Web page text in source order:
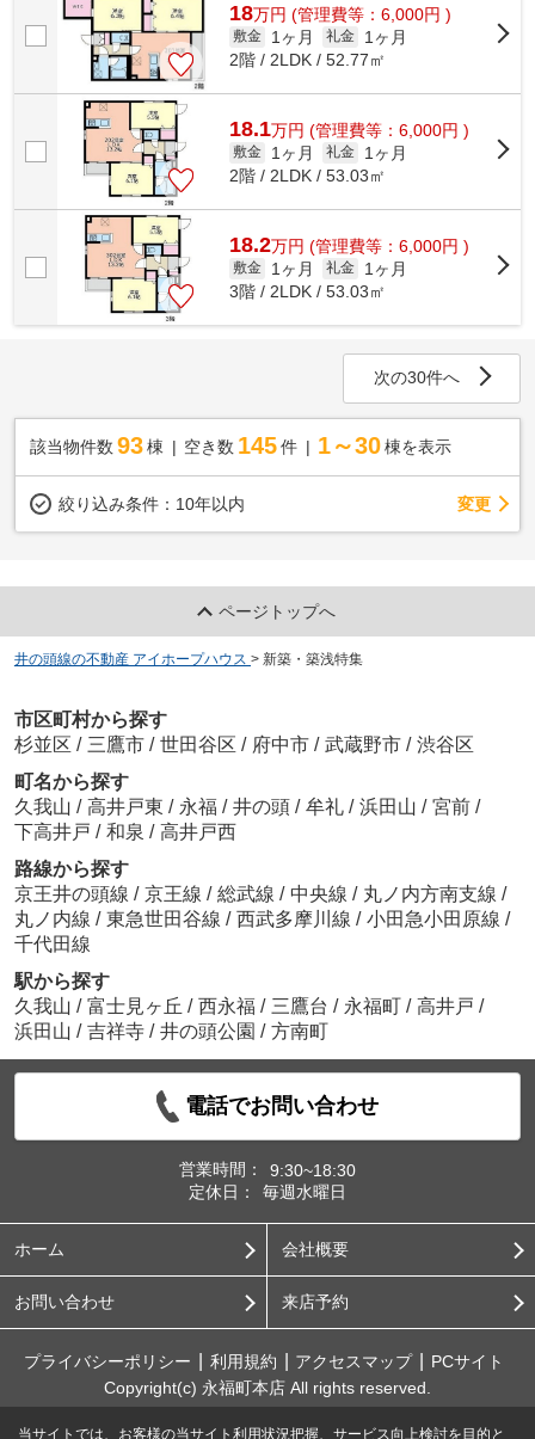
18万円 (管理費等：6,000円 )
敷金 1ヶ月 礼金
1ヶ月
2階 / 2LDK / 52.77㎡
18.1万円 (管理費等：6,000円 )
敷金 1ヶ月 礼金
1ヶ月
2階 / 2LDK / 53.03㎡
18.2万円 (管理費等：6,000円 )
敷金 1ヶ月 礼金
1ヶ月
3階 / 2LDK / 53.03㎡
次の30件へ
該当物件数 93棟 空き数 145 件 1～30 棟を表示
絞り込み条件： 10年以内 変更
ページトップへ
井の頭線の不動産 アイホープハウス > 新築・築浅特集
市区町村から探す
杉並区 / 三鷹市 / 世田谷区 / 府中市 / 武蔵野市 / 渋谷区
町名から探す
久我山 / 高井戸東 / 永福 / 井の頭 / 牟礼 / 浜田山 / 宮前 /
下高井戸 / 和泉 / 高井戸西
路線から探す
京王井の頭線 / 京王線 / 総武線 / 中央線 / 丸ノ内方南支線 /
丸ノ内線 / 東急世田谷線 / 西武多摩川線 / 小田急小田原線 /
千代田線
駅から探す
久我山 / 富士見ヶ丘 / 西永福 / 三鷹台 / 永福町 / 高井戸 /
浜田山 / 吉祥寺 / 井の頭公園 / 方南町
電話でお問い合わせ
営業時間：
9:30~18:30
定休日：
毎週水曜日
ホーム 会社概要
お問い合わせ 来店予約
プライバシーポリシー 利用規約 アクセスマップ
PCサイト
Copyright(c) 永福町本店 All rights reserved.
当サイトでは、お客様の当サイト利用状況把握、サービス向上検討を目的と